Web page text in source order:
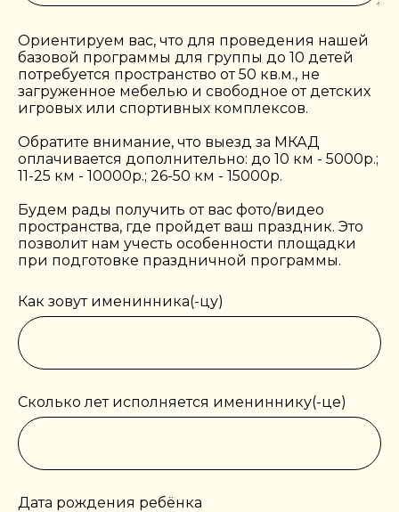
Ориентируем вас, что для проведения нашей
базовой программы для группы до 10 детей
потребуется пространство от 50 кв.м., не
загруженное мебелью и свободное от детских
игровых или спортивных комплексов.
Обратите внимание, что выезд за МКАД
оплачивается дополнительно: до 10 км - 5000р.;
11-25 км - 10000р.; 26-50 км - 15000р.
Будем рады получить от вас фото/видео
пространства, где пройдет ваш праздник. Это
позволит нам учесть особенности площадки
при подготовке праздничной программы.
Как зовут именинника(-цу)
Сколько лет исполняется имениннику(-це)
Дата рождения ребёнка